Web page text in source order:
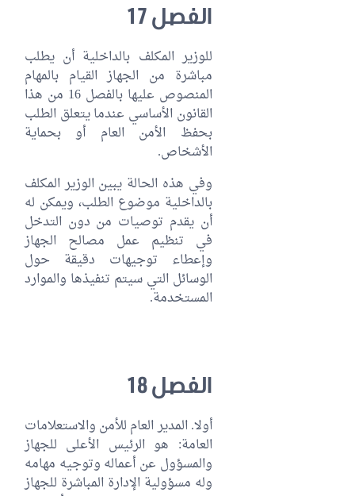
الفصل 17
للوزير المكلف بالداخلية أن يطلب
مباشرة من الجهاز القيام بالمهام
المنصوص عليها بالفصل 16 من هذا
القانون الأساسي عندما يتعلق الطلب
بحفظ الأمن العام أو بحماية
الأشخاص.
وفي هذه الحالة يبين الوزير المكلف
بالداخلية موضوع الطلب، ويمكن له
أن يقدم توصيات من دون التدخل
في تنظيم عمل مصالح الجهاز
وإعطاء توجيهات دقيقة حول
الوسائل التي سيتم تنفيذها والموارد
المستخدمة.
الفصل 18
أولا. المدير العام للأمن والاستعلامات
العامة: هو الرئيس الأعلى للجهاز
والمسؤول عن أعماله وتوجيه مهامه
وله مسؤولية الإدارة المباشرة للجهاز